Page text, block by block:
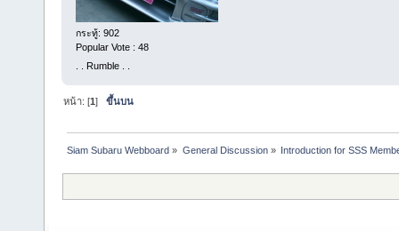
กระทู้: 902
Popular Vote : 48
. . Rumble . .
หน้า: [1]ขึ้นบน
Siam Subaru Webboard » General Discussion» Introduction for SSS